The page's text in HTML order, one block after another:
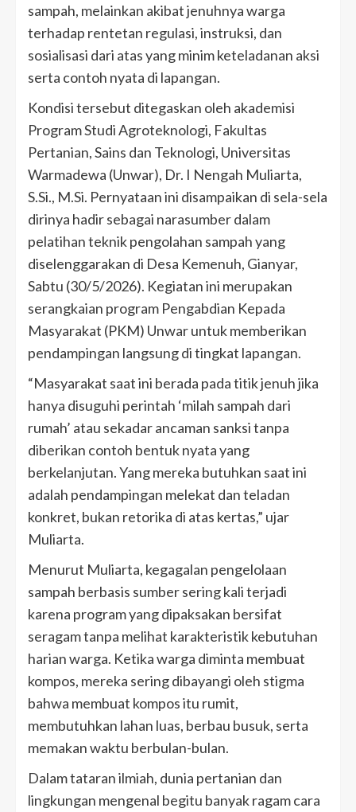
sampah, melainkan akibat jenuhnya warga
terhadap rentetan regulasi, instruksi, dan
sosialisasi dari atas yang minim keteladanan aksi
serta contoh nyata di lapangan.
Kondisi tersebut ditegaskan oleh akademisi
Program Studi Agroteknologi, Fakultas
Pertanian, Sains dan Teknologi, Universitas
Warmadewa (Unwar), Dr. I Nengah Muliarta,
S.Si., M.Si. Pernyataan ini disampaikan di sela-sela
dirinya hadir sebagai narasumber dalam
pelatihan teknik pengolahan sampah yang
diselenggarakan di Desa Kemenuh, Gianyar,
Sabtu (30/5/2026). Kegiatan ini merupakan
serangkaian program Pengabdian Kepada
Masyarakat (PKM) Unwar untuk memberikan
pendampingan langsung di tingkat lapangan.
“Masyarakat saat ini berada pada titik jenuh jika
hanya disuguhi perintah ‘milah sampah dari
rumah’ atau sekadar ancaman sanksi tanpa
diberikan contoh bentuk nyata yang
berkelanjutan. Yang mereka butuhkan saat ini
adalah pendampingan melekat dan teladan
konkret, bukan retorika di atas kertas,” ujar
Muliarta.
Menurut Muliarta, kegagalan pengelolaan
sampah berbasis sumber sering kali terjadi
karena program yang dipaksakan bersifat
seragam tanpa melihat karakteristik kebutuhan
harian warga. Ketika warga diminta membuat
kompos, mereka sering dibayangi oleh stigma
bahwa membuat kompos itu rumit,
membutuhkan lahan luas, berbau busuk, serta
memakan waktu berbulan-bulan.
Dalam tataran ilmiah, dunia pertanian dan
lingkungan mengenal begitu banyak ragam cara